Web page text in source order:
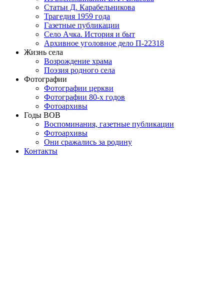
Статьи Д. Карабельникова
Трагедия 1959 года
Газетные публикации
Село Ачка. История и быт
Архивное уголовное дело П-22318
Жизнь села
Возрождение храма
Поэзия родного села
Фотографии
Фотографии церкви
Фотографии 80-х годов
Фотоархивы
Годы ВОВ
Воспоминания, газетные публикации
Фотоархивы
Они сражались за родину
Контакты